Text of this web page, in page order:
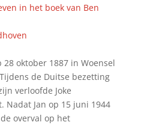
in het boek van Ben
oktober 1887 in Woensel
de Duitse bezetting
verloofde Joke
Nadat Jan op 15 juni 1944
overval op het